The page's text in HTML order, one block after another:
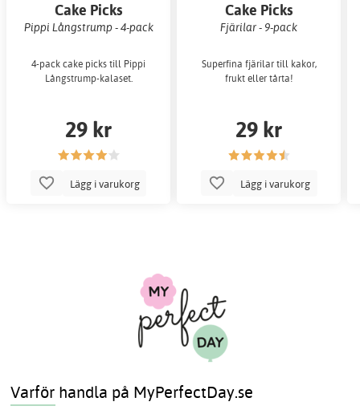
Cake Picks
Pippi Långstrump - 4-pack
4-pack cake picks till Pippi
Långstrump-kalaset.
29 kr
Lägg i varukorg
Cake Picks
Fjärilar - 9-pack
Superfina fjärilar till kakor,
frukt eller tårta!
29 kr
Lägg i varukorg
Varför handla på MyPerfectDay.se